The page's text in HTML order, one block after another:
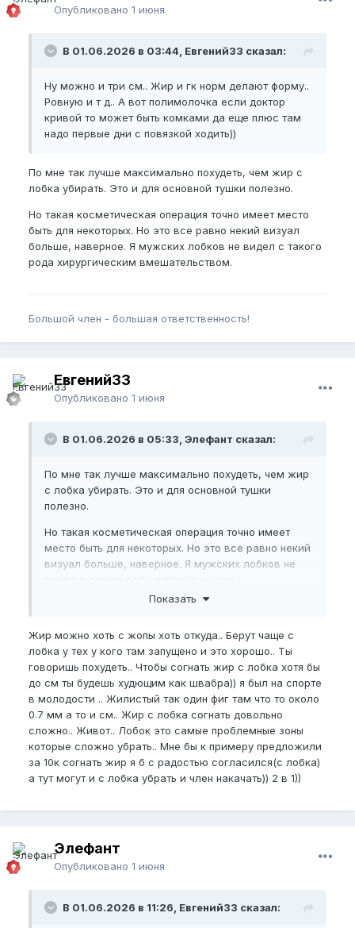
Опубликовано 1 июня
В 01.06.2026 в 03:44, Евгений33 сказал:
Ну можно и три см.. Жир и гк норм делают форму..
Ровную и т д.. А вот полимолочка если доктор
кривой то может быть комками да еще плюс там
надо первые дни с повязкой ходить))
По мне так лучше максимально похудеть, чем жир с
лобка убирать. Это и для основной тушки полезно.
Но такая косметическая операция точно имеет место
быть для некоторых. Но это все равно некий визуал
больше, наверное. Я мужских лобков не видел с такого
рода хирургическим вмешательством.
Большой член - большая ответственность!
Евгений33
Опубликовано 1 июня
В 01.06.2026 в 05:33, Элефант сказал:
По мне так лучше максимально похудеть, чем жир
с лобка убирать. Это и для основной тушки
полезно.
Но такая косметическая операция точно имеет
место быть для некоторых. Но это все равно некий
визуал больше, наверное. Я мужских лобков не
Показать
Жир можно хоть с жопы хоть откуда.. Берут чаще с
лобка у тех у кого там запущено и это хорошо.. Ты
говоришь похудеть.. Чтобы согнать жир с лобка хотя бы
до см ты будешь худющим как швабра)) я был на спорте
в молодости .. Жилистый так один фиг там что то около
0.7 мм а то и см.. Жир с лобка согнать довольно
сложно.. Живот.. Лобок это самые проблемные зоны
которые сложно убрать.. Мне бы к примеру предложили
за 10к согнать жир я б с радостью согласился(с лобка)
а тут могут и с лобка убрать и член накачать)) 2 в 1))
Элефант
Опубликовано 1 июня
В 01.06.2026 в 11:26, Евгений33 сказал: